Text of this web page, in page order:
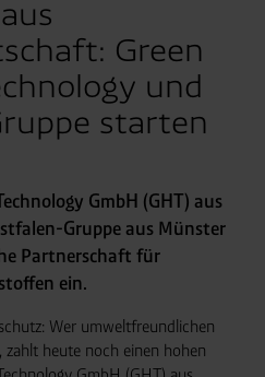
Green
und
starten
GmbH (GHT) aus
Gruppe aus Münster
Partnerschaft für
ein.
Wer umweltfreundlichen
heute noch einen hohen